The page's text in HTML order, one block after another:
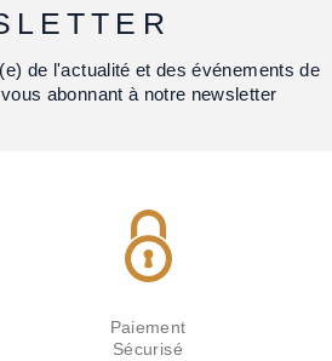
de l'actualité et des événements de
abonnant à notre newsletter
Paiement
Sécurisé